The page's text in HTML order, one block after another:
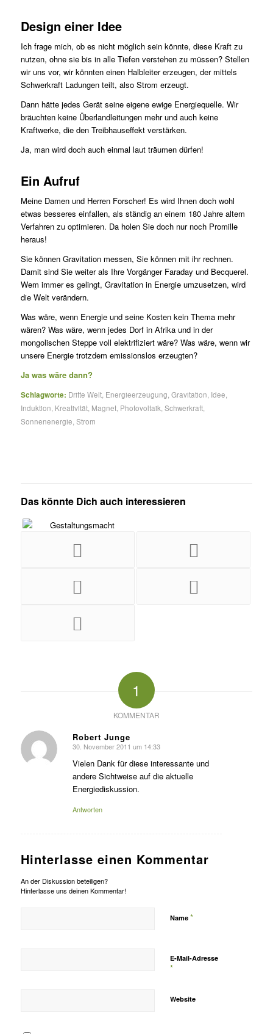
Design einer Idee
Ich frage mich, ob es nicht möglich sein könnte, diese Kraft zu
nutzen, ohne sie bis in alle Tiefen verstehen zu müssen? Stellen
wir uns vor, wir könnten einen Halbleiter erzeugen, der mittels
Schwerkraft Ladungen teilt, also Strom erzeugt.
Dann hätte jedes Gerät seine eigene ewige Energiequelle. Wir
bräuch­ten keine Überlandleitungen mehr und auch keine
Kraftwerke, die den Treibhauseffekt verstärken.
Ja, man wird doch auch einmal laut träumen dürfen!
Ein Aufruf
Meine Damen und Herren Forscher! Es wird Ihnen doch wohl
etwas besseres einfallen, als ständig an einem 180 Jahre altem
Verfahren zu optimieren. Da holen Sie doch nur noch Promille
heraus!
Sie können Gravitation messen, Sie können mit ihr rechnen.
Damit sind Sie weiter als Ihre Vorgänger Faraday und Becquerel.
Wem immer es gelingt, Gravitation in Energie umzusetzen, wird
die Welt verändern.
Was wäre, wenn Energie und seine Kosten kein Thema mehr
wären? Was wäre, wenn jedes Dorf in Afrika und in der
mongolischen Steppe voll elektrifiziert wäre? Was wäre, wenn wir
unsere Energie trotzdem emissionslos erzeugten?
Ja was wäre dann?
Schlagworte: Dritte Welt, Energieerzeugung,Gravitation, Idee,
Induktion, Kreativität, Magnet, Photovoltaik,Schwerkraft,
Sonnenenergie,Strom
Das könnte Dich auch interessieren
1
KOMMENTAR
Robert Junge
s
agte:
30. November 2011 um 14:33
Vielen Dank für diese interessante und
andere Sichtweise auf die aktuelle
Energiediskussion.
Antworten
Hinterlasse einen Kommentar
An der Diskussion beteiligen?
Hinterlasse uns deinen Kommentar!
Name *
E-Mail-Adresse
*
Website